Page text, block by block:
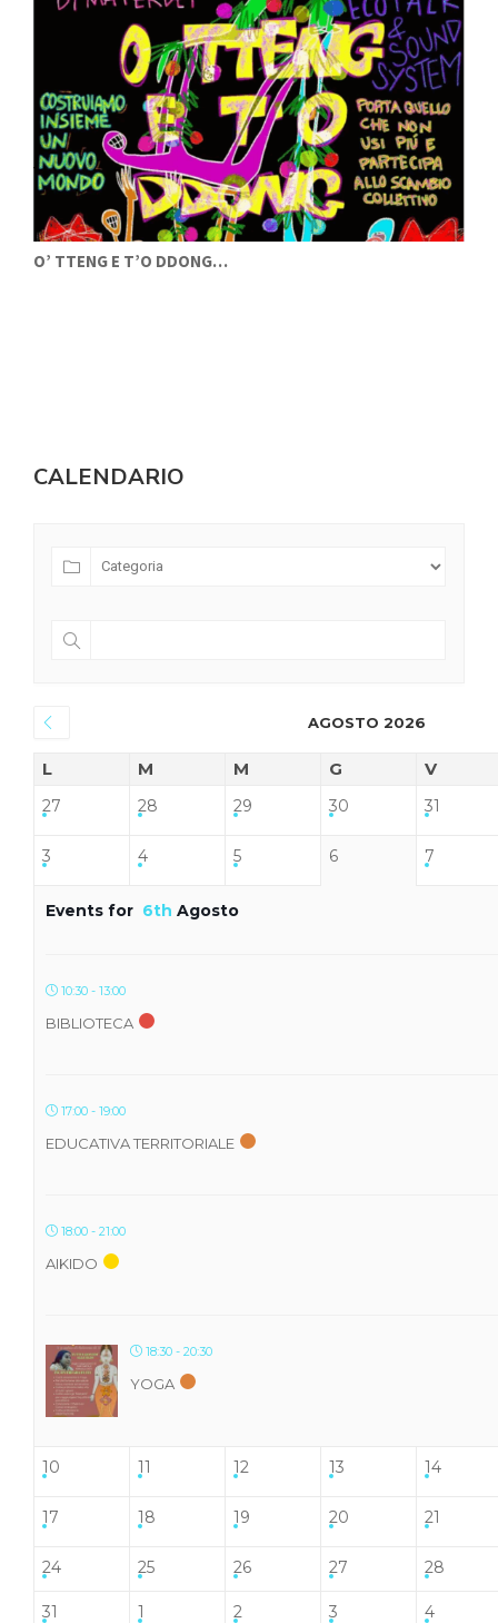
O’ TTENG E T’O DDONG…
CALENDARIO
AGOSTO 2026
L M M G V
27 28 29 30 31
3 4 5 6 7
Events for 6th Agosto
10:30 - 13:00
BIBLIOTECA
17:00 - 19:00
EDUCATIVA TERRITORIALE
18:00 - 21:00
AIKIDO
18:30 - 20:30
YOGA
10 11 12 13 14
17 18 19 20 21
24 25 26 27 28
31 1 2 3 4